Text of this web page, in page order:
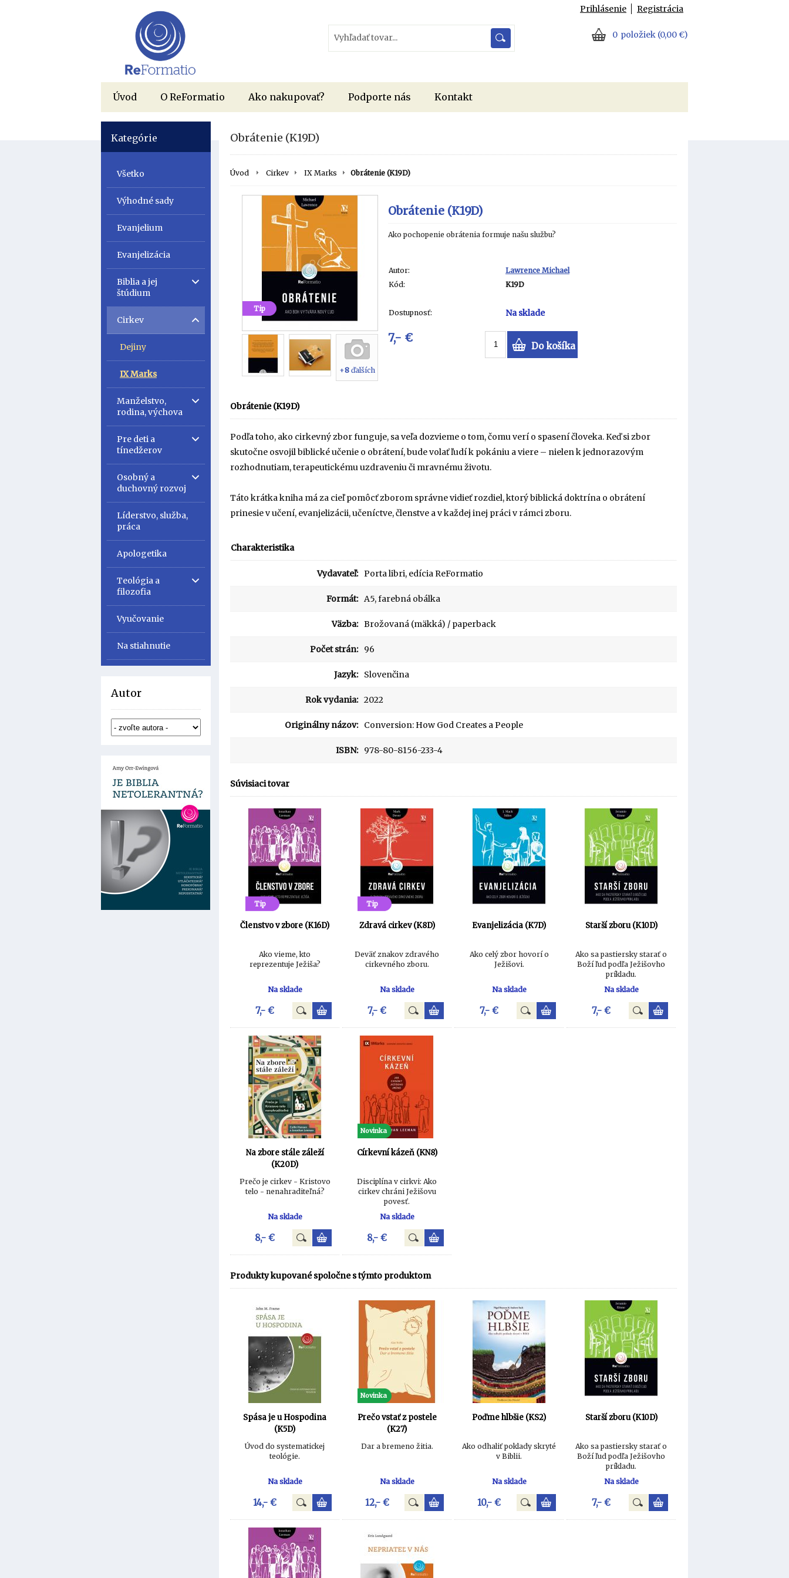
Prihlásenie Registrácia
0 položiek (0,00 €)
Úvod O ReFormatio Ako nakupovať? Podporte nás Kontakt
Kategórie
Všetko
Výhodné sady
Evanjelium
Evanjelizácia
Biblia a jej
štúdium
Cirkev
Dejiny
IX Marks
Manželstvo,
rodina, výchova
Pre deti a
tínedžerov
Osobný a
duchovný rozvoj
Líderstvo, služba,
práca
Apologetika
Teológia a
filozofia
Vyučovanie
Na stiahnutie
Autor
Obrátenie (K19D)
Úvod Cirkev IX Marks Obrátenie (K19D)
Tip
+8ďalších
Obrátenie (K19D)
Ako pochopenie obrátenia formuje našu službu?
Autor:
Lawrence Michael
Kód:
K19D
Dostupnosť: Na sklade
7,- €
Do košíka
Obrátenie (K19D)
Podľa toho, ako cirkevný zbor funguje, sa veľa dozvieme o tom, čomu verí o spasení človeka. Keď si zbor
skutočne osvojil biblické učenie o obrátení, bude volať ľudí k pokániu a viere – nielen k jednorazovým
rozhodnutiam, terapeutickému uzdraveniu či mravnému životu.
Táto krátka kniha má za cieľ pomôcť zborom správne vidieť rozdiel, ktorý biblická doktrína o obrátení
prinesie v učení, evanjelizácii, učeníctve, členstve a v každej inej práci v rámci zboru.
Charakteristika
Vydavateľ: Porta libri, edícia ReFormatio
Formát: A5, farebná obálka
Väzba: Brožovaná (mäkká) / paperback
Počet strán: 96
Jazyk: Slovenčina
Rok vydania: 2022
Originálny názov: Conversion: How God Creates a People
ISBN: 978-80-8156-233-4
Súvisiaci tovar
Tip
Členstvo v zbore (K16D)
Ako vieme, kto
reprezentuje Ježiša?
Na sklade
7,- €
Tip
Zdravá cirkev (K8D)
Deväť znakov zdravého
cirkevného zboru.
Na sklade
7,- €
Evanjelizácia (K7D)
Ako celý zbor hovorí o
Ježišovi.
Na sklade
7,- €
Starší zboru (K10D)
Ako sa pastiersky starať o
Boží ľud podľa Ježišovho
príkladu.
Na sklade
7,- €
Na zbore stále záleží
(K20D)
Prečo je cirkev - Kristovo
telo - nenahraditeľná?
Na sklade
8,- €
Novinka
Církevní kázeň (KN8)
Disciplína v cirkvi: Ako
cirkev chráni Ježišovu
povesť.
Na sklade
8,- €
Produkty kupované spoločne s týmto produktom
Spása je u Hospodina
(K5D)
Úvod do systematickej
teológie.
Na sklade
14,- €
Novinka
Prečo vstať z postele
(K27)
Dar a bremeno žitia.
Na sklade
12,- €
Poďme hlbšie (KS2)
Ako odhaliť poklady skryté
v Biblii.
Na sklade
10,- €
Starší zboru (K10D)
Ako sa pastiersky starať o
Boží ľud podľa Ježišovho
príkladu.
Na sklade
7,- €